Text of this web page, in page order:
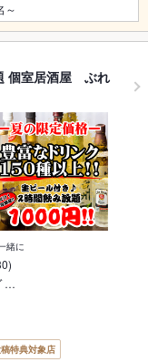
～
個室居酒屋 ぶれ
緒に
…
特典対象店